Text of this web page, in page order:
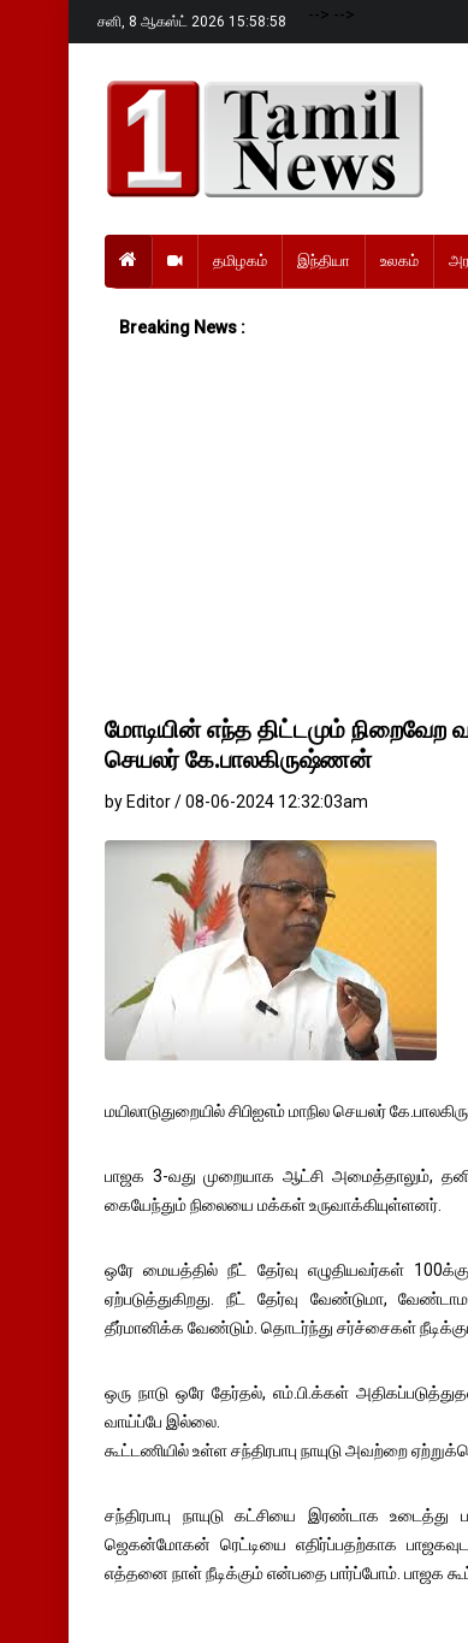
சனி, 8 ஆகஸ்ட் 2026 15:58:59 --> -->
தமிழகம் இந்தியா உலகம்
Breaking News :
மோடியின் எந்த திட்டமும் நிறைவேற
செயலர் கே.பாலகிருஷ்ணன்
by Editor / 08-06-2024 12:32:03am
மயிலாடுதுறையில் சிபிஐஎம் மாநில செயலர்
பாஜக 3-வது முறையாக ஆட்சி அமைத்தாலும்,
கையேந்தும் நிலையை மக்கள் உருவாக்கியுள்ளனர்.
ஒரே மையத்தில் நீட் தேர்வு எழுதியவர்கள்
ஏற்படுத்துகிறது. நீட் தேர்வு வேண்டுமா,
தீர்மானிக்க வேண்டும். தொடர்ந்து சர்ச்சைகள்
ஒரு நாடு ஒரே தேர்தல், எம்.பி.க்கள்
வாய்ப்பே இல்லை.
கூட்டணியில் உள்ள சந்திரபாபு நாயுடு அவற்றை
சந்திரபாபு நாயுடு கட்சியை இரண்டாக
ஜெகன்மோகன் ரெட்டியை எதிர்ப்பதற்காக
எத்தனை நாள் நீடிக்கும் என்பதை பார்ப்போம். பாஜக